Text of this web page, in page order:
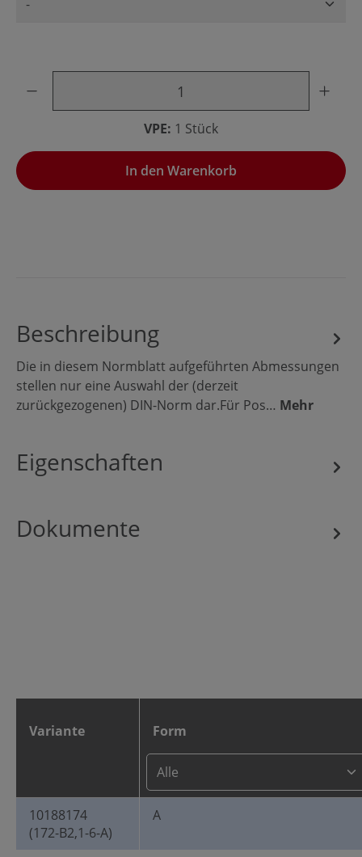
VPE: 1 Stück
In den Warenkorb
Beschreibung
Die in diesem Normblatt aufgeführten Abmessungen
stellen nur eine Auswahl der (derzeit
zurückgezogenen) DIN-Norm dar.Für Pos… Mehr
Eigenschaften
Dokumente
Variante Form
10188174
(172-B2,1-6-A)
A